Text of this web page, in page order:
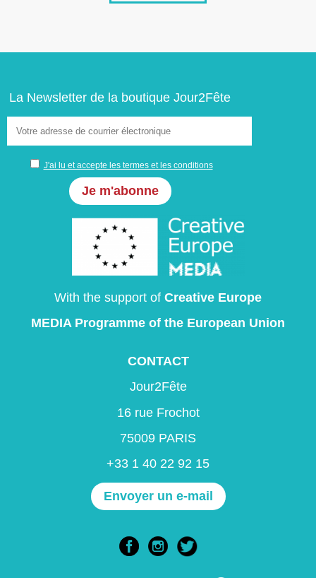
La Newsletter de la boutique Jour2Fête
J'ai lu et accepte les termes et les conditions
With the support of Creative Europe
MEDIA Programme of the European Union
CONTACT
Jour2Fête
16 rue Frochot
75009 PARIS
+33 1 40 22 92 15
Envoyer un e-mail